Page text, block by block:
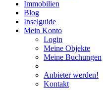
Immobilien
Blog
Inselguide
Mein Konto
Login
Meine Objekte
Meine Buchungen
Anbieter werden!
Kontakt